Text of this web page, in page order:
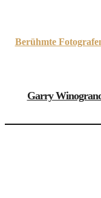
Berühmte
Garry